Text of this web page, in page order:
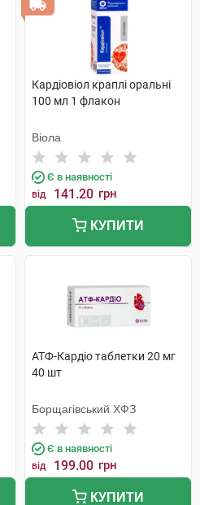
Кардіовіол краплі оральні
100 мл 1 флакон
Віола
Є в наявності
від 141.20 грн
КУПИТИ
АТФ-Кардіо таблетки 20 мг
40 шт
Борщагівський ХФЗ
Є в наявності
від 199.00 грн
КУПИТИ